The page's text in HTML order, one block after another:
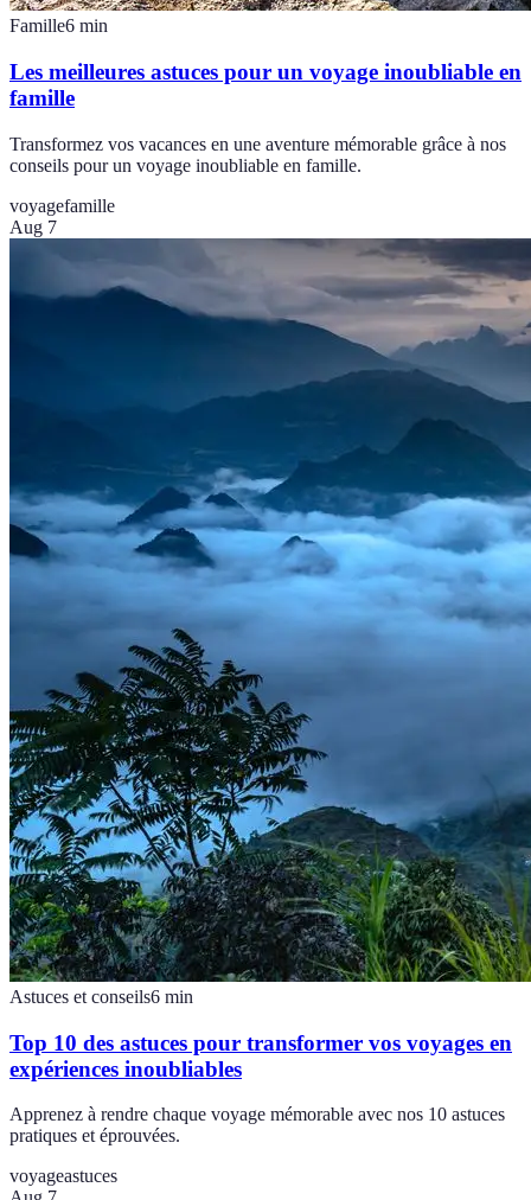
Famille6 min
Les meilleures astuces pour un voyage inoubliable en
famille
Transformez vos vacances en une aventure mémorable grâce à nos
conseils pour un voyage inoubliable en famille.
voyagefamille
Aug 7
Astuces et conseils6 min
Top 10 des astuces pour transformer vos voyages en
expériences inoubliables
Apprenez à rendre chaque voyage mémorable avec nos 10 astuces
pratiques et éprouvées.
voyageastuces